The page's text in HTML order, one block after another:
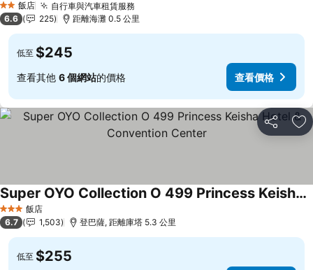
2 星級飯店 自行車與汽車租賃服務
6.6 225 距離海灘 0.5 公里
低至 $245
查看其他 6 個網站的價格 查看價格
分享 加
3 星級 飯店
Super OYO Collection O 499 Princess Keisha Hotel & Convention Center
查看價格
6.7 1,503 登巴薩, 距離庫塔 5.3 公里
低至 $255